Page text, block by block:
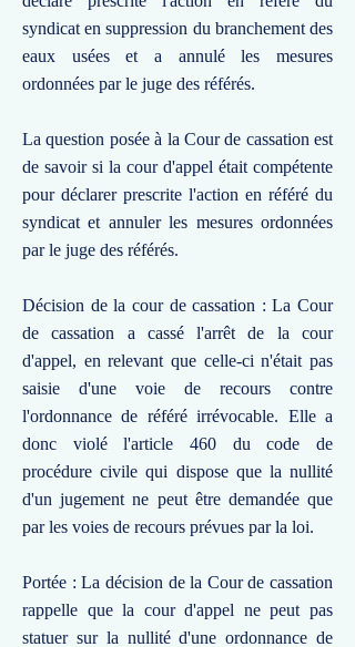
syndicat en suppression du branchement des
eaux usées et a annulé les mesures
ordonnées par le juge des référés.
La question posée à la Cour de cassation est
de savoir si la cour d'appel était compétente
pour déclarer prescrite l'action en référé du
syndicat et annuler les mesures ordonnées
par le juge des référés.
Décision de la cour de cassation : La Cour
de cassation a cassé l'arrêt de la cour
d'appel, en relevant que celle-ci n'était pas
saisie d'une voie de recours contre
l'ordonnance de référé irrévocable. Elle a
donc violé l'article 460 du code de
procédure civile qui dispose que la nullité
d'un jugement ne peut être demandée que
par les voies de recours prévues par la loi.
Portée : La décision de la Cour de cassation
rappelle que la cour d'appel ne peut pas
statuer sur la nullité d'une ordonnance de